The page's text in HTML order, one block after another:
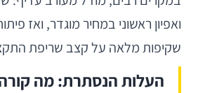
ואפיון ראשוני במחיר מוגדר, ואז
שקיפות מלאה על קצב שריפת
העלות הנסתרת: מה